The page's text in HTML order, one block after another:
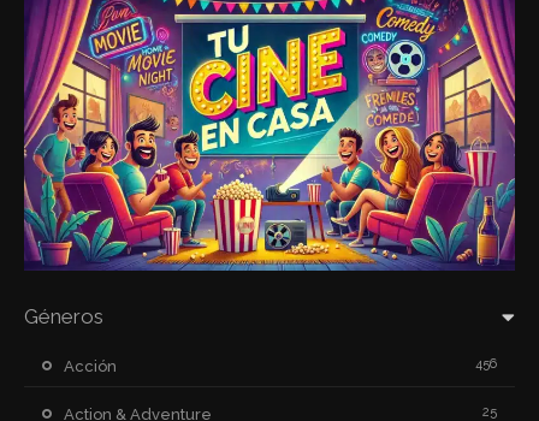
Géneros
Acción 456
Action & Adventure 25